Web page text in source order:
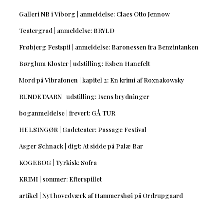
Galleri NB i Viborg | anmeldelse: Claes Otto Jennow
Teatergrad | anmeldelse: BRYLD
Frøbjerg Festspil | anmeldelse: Baronessen fra Benzintanken
Børglum Kloster | udstilling: Esben Hanefelt
Mord på Vibrafonen | kapitel 2: En krimi af Roxnakowsky
RUNDETAARN | udstilling: Isens brydninger
boganmeldelse | frevert: GÅ TUR
HELSINGØR | Gadeteater: Passage Festival
Asger Schnack | digt: At sidde på Palæ Bar
KOGEBOG | Tyrkisk: Sofra
KRIMI | sommer: Efterspillet
artikel | Nyt hovedværk af Hammershøi på Ordrupgaard